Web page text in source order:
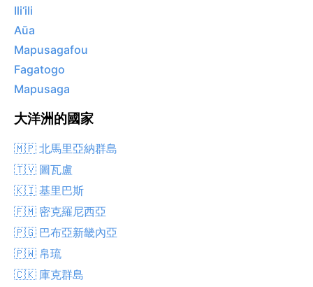
Ili‘ili
Aūa
Mapusagafou
Fagatogo
Mapusaga
大洋洲的國家
🇲🇵 北馬里亞納群島
🇹🇻 圖瓦盧
🇰🇮 基里巴斯
🇫🇲 密克羅尼西亞
🇵🇬 巴布亞新畿內亞
🇵🇼 帛琉
🇨🇰 庫克群島